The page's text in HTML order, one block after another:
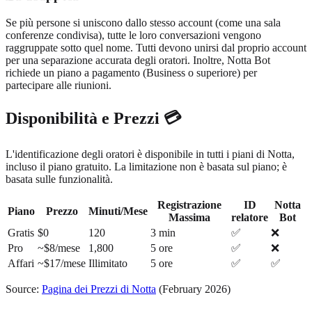
Se più persone si uniscono dallo stesso account (come una sala
conferenze condivisa), tutte le loro conversazioni vengono
raggruppate sotto quel nome. Tutti devono unirsi dal proprio account
per una separazione accurata degli oratori. Inoltre, Notta Bot
richiede un piano a pagamento (Business o superiore) per
partecipare alle riunioni.
Disponibilità e Prezzi 💳
L'identificazione degli oratori è disponibile in tutti i piani di Notta,
incluso il piano gratuito. La limitazione non è basata sul piano; è
basata sulle funzionalità.
Piano Prezzo Minuti/Mese
Registrazione
Massima
ID
relatore
Notta
Bot
Gratis $0 120 3 min ✅
❌
Pro
~$8/mese 1,800 5 ore ✅
❌
Affari ~$17/mese Illimitato 5 ore ✅ ✅
Source: Pagina dei Prezzi di Notta (February 2026)